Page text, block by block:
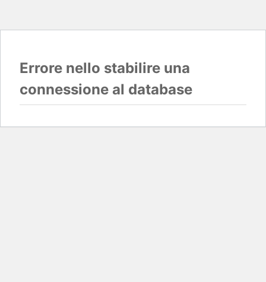
Errore nello stabilire una
connessione al database